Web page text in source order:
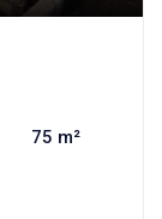
75 m²